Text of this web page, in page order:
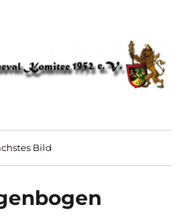
Heidelberger Karneval
Bild